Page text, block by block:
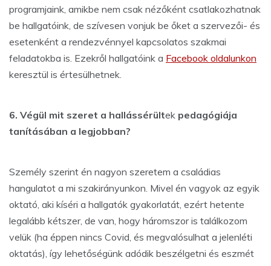
programjaink, amikbe nem csak nézőként csatlakozhatnak
be hallgatóink, de szívesen vonjuk be őket a szervezői- és
esetenként a rendezvénnyel kapcsolatos szakmai
feladatokba is. Ezekről hallgatóink a Facebook oldalunkon
keresztül is értesülhetnek.
6. Végül mit szeret a hallássérültek pedagógiája
tanításában a legjobban?
Személy szerint én nagyon szeretem a családias
hangulatot a mi szakirányunkon. Mivel én vagyok az egyik
oktató, aki kíséri a hallgatók gyakorlatát, ezért hetente
legalább kétszer, de van, hogy háromszor is találkozom
velük (ha éppen nincs Covid, és megvalósulhat a jelenléti
oktatás), így lehetőségünk adódik beszélgetni és eszmét